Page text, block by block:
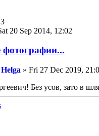
20 Sep 2014, 12:02
Helga » Fri 27 Dec 2019,
Без усов, зато в